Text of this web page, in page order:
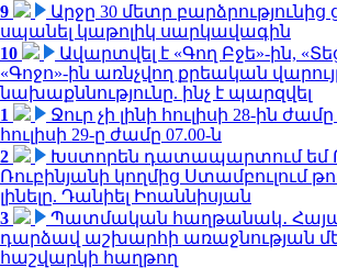
9
Արջը 30 մետր բարձրությունից
սպանել կաթոլիկ սարկավագին
10
Ավարտվել է «Գող Բջե»-ին,
«Գոջո»-ին առնչվող քրեական
նախաքննությունը. ինչ է պարզվել
1
Ջուր չի լինի հուլիսի 28-ին
հուլիսի 29-ը ժամը 07.00-ն
2
Խստորեն դատապարտում եմ
Ռուբինյանի կողմից Ստամբուլում
լինելը. Դանիել Իոաննիսյան
3
Պատմական հաղթանակ․
դարձավ աշխարհի առաջնության
հաշվարկի հաղթող